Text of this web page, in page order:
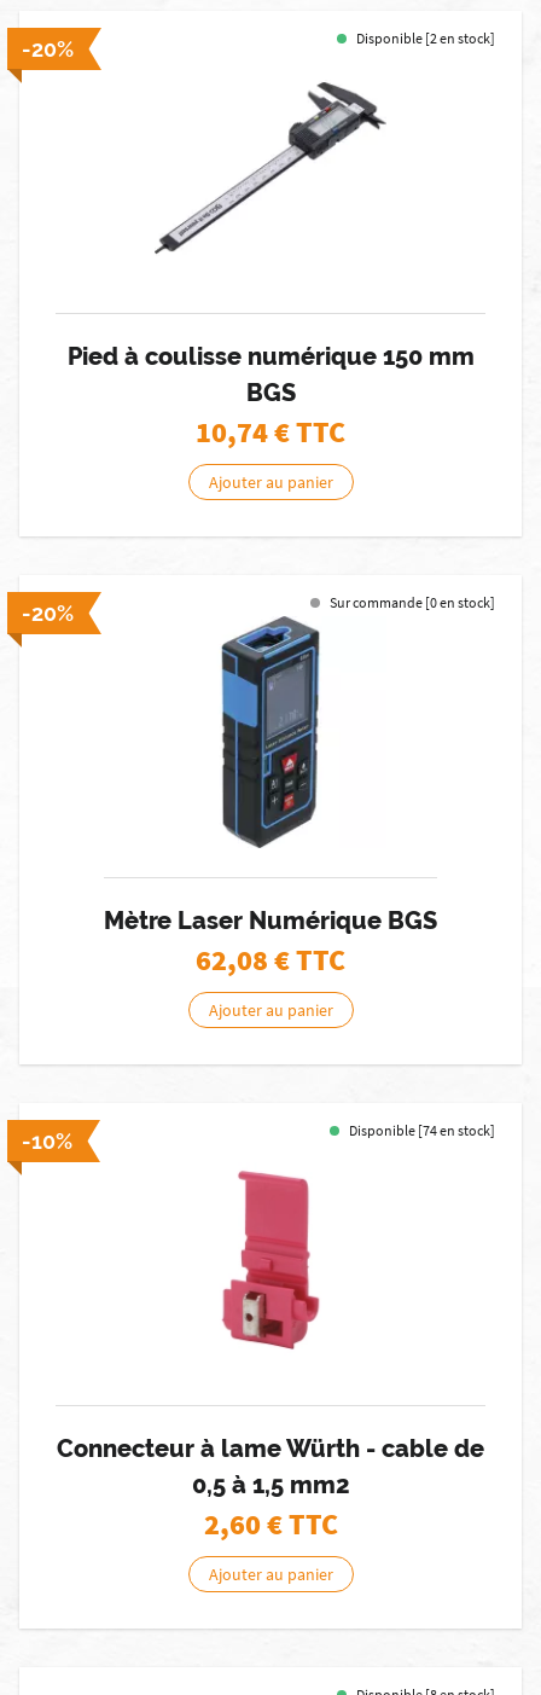
-20% Disponible [2 en stock]
Pied à coulisse numérique 150 mm
BGS
10,74€ TTC
Ajouter au panier
-20% Sur commande [0 en stock]
Mètre Laser Numérique BGS
62,08€ TTC
Ajouter au panier
-10% Disponible [74 en stock]
Connecteur à lame Würth - cable de
0,5 à 1,5 mm2
2,60€ TTC
Ajouter au panier